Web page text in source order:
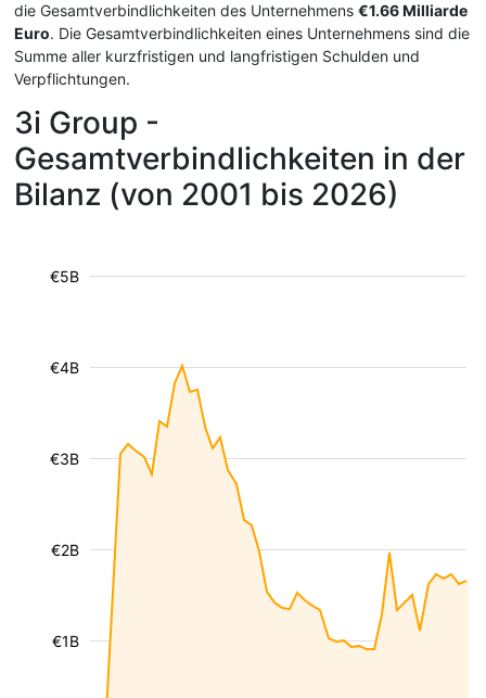
die Gesamtverbindlichkeiten des Unternehmens €1.66 Milliarde
Euro. Die Gesamtverbindlichkeiten eines Unternehmens sind die
Summe aller kurzfristigen und langfristigen Schulden und
Verpflichtungen.
3i Group -
Gesamtverbindlichkeiten in der
Bilanz (von 2001 bis 2026)
€1B
€2B
€3B
€4B
€5B